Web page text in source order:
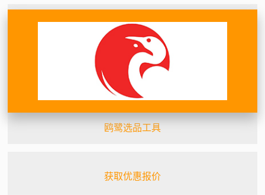
鸥鹭选品工具
获取优惠报价